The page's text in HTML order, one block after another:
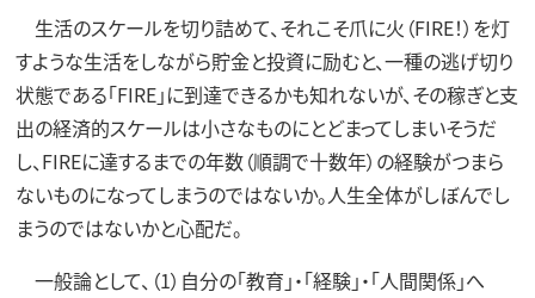
生活のスケールを切り詰めて、それこそ爪に火（FIRE！）を灯
すような生活をしながら貯金と投資に励むと、一種の逃げ切り
状態である「FIRE」に到達できるかも知れないが、その稼ぎと支
出の経済的スケールは小さなものにとどまってしまいそうだ
し、FIREに達するまでの年数（順調で十数年）の経験がつまら
ないものになってしまうのではないか。人生全体がしぼんでし
まうのではないかと心配だ。
一般論として、（1）自分の「教育」・「経験」・「人間関係」へ